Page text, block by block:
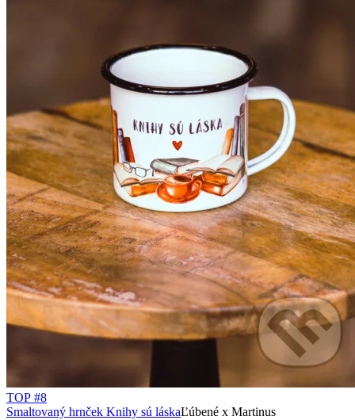
TOP #8
Smaltovaný hrnček Knihy sú láskaĽúbené x Martinus